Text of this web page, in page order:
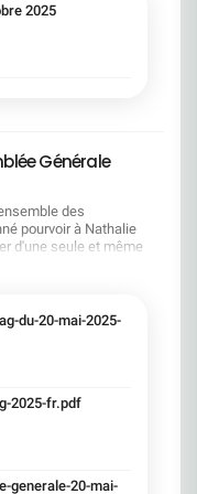
2025
Générale
des
pourvoir à Nathalie
d'une seule et même
s'est ouverte avec 4
en 2024 de tous les
trimestre 2025
Général, Slawomir
et intégrée. Etre
une banque rentable. Le
du-20-mai-2025-
2025-fr.pdf
generale-20-mai-